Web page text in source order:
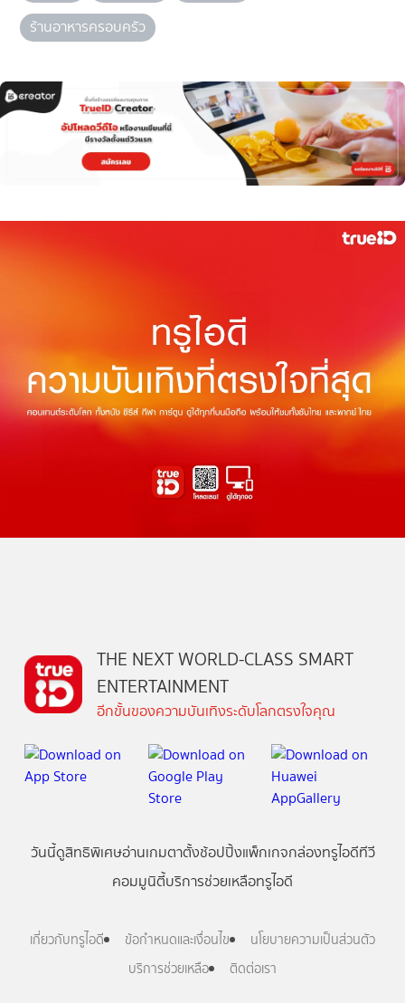
ร้านอาหารครอบครัว
THE NEXT WORLD-CLASS SMART
ENTERTAINMENT
อีกขั้นของความบันเทิงระดับโลกตรงใจคุณ
วันนี้ดูสิทธิพิเศษอ่านเกมตาตั้งช้อปปิ้งแพ็กเกจกล่องทรูไอดีทีวี
คอมมูนิตี้บริการช่วยเหลือทรูไอดี
เกี่ยวกับทรูไอดี ข้อกำหนดและเงื่อนไข
นโยบายความเป็นส่วนตัว
บริการช่วยเหลือ
ติดต่อเรา